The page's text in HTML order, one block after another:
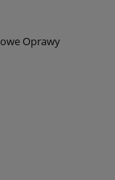
Oprawy